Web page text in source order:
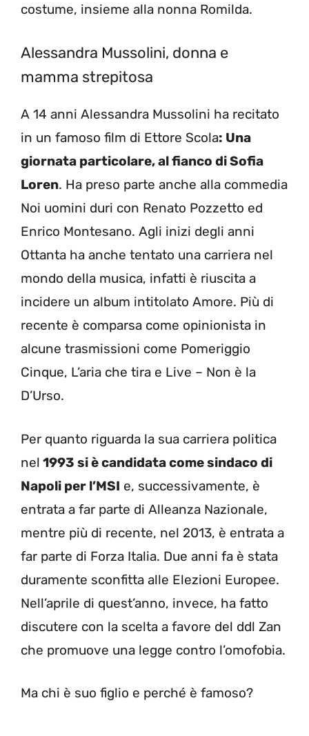
costume, insieme alla nonna Romilda.
Alessandra Mussolini, donna e
mamma strepitosa
A 14 anni Alessandra Mussolini ha recitato
in un famoso film di Ettore Scola: Una
giornata particolare, al fianco di Sofia
Loren. Ha preso parte anche alla commedia
Noi uomini duri con Renato Pozzetto ed
Enrico Montesano. Agli inizi degli anni
Ottanta ha anche tentato una carriera nel
mondo della musica, infatti è riuscita a
incidere un album intitolato Amore. Più di
recente è comparsa come opinionista in
alcune trasmissioni come Pomeriggio
Cinque, L’aria che tira e Live – Non è la
D’Urso.
Per quanto riguarda la sua carriera politica
nel 1993 si è candidata come sindaco di
Napoli per l’MSI e, successivamente, è
entrata a far parte di Alleanza Nazionale,
mentre più di recente, nel 2013, è entrata a
far parte di Forza Italia. Due anni fa è stata
duramente sconfitta alle Elezioni Europee.
Nell’aprile di quest’anno, invece, ha fatto
discutere con la scelta a favore del ddl Zan
che promuove una legge contro l’omofobia.
Ma chi è suo figlio e perché è famoso?